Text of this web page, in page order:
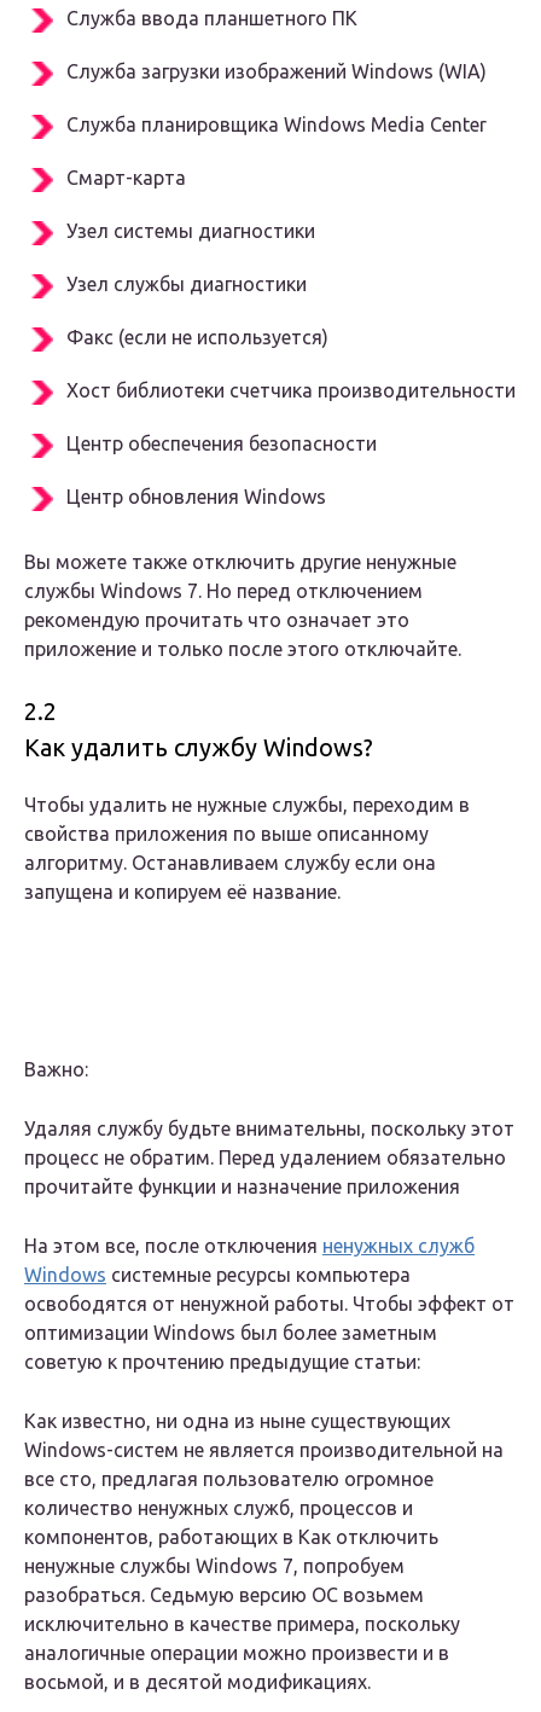
Служба ввода планшетного ПК
Служба загрузки изображений Windows (WIA)
Служба планировщика Windows Media Center
Смарт-карта
Узел системы диагностики
Узел службы диагностики
Факс (если не используется)
Хост библиотеки счетчика производительности
Центр обеспечения безопасности
Центр обновления Windows
Вы можете также отключить другие ненужные
службы Windows 7. Но перед отключением
рекомендую прочитать что означает это
приложение и только после этого отключайте.
2.2
Как удалить службу Windows?
Чтобы удалить не нужные службы, переходим в
свойства приложения по выше описанному
алгоритму. Останавливаем службу если она
запущена и копируем её название.
Важно:
Удаляя службу будьте внимательны, поскольку этот
процесс не обратим. Перед удалением обязательно
прочитайте функции и назначение приложения
На этом все, после отключения ненужных служб
Windows системные ресурсы компьютера
освободятся от ненужной работы. Чтобы эффект от
оптимизации Windows был более заметным
советую к прочтению предыдущие статьи:
Как известно, ни одна из ныне существующих
Windows-систем не является производительной на
все сто, предлагая пользователю огромное
количество ненужных служб, процессов и
компонентов, работающих в Как отключить
ненужные службы Windows 7, попробуем
разобраться. Седьмую версию ОС возьмем
исключительно в качестве примера, поскольку
аналогичные операции можно произвести и в
восьмой, и в десятой модификациях.